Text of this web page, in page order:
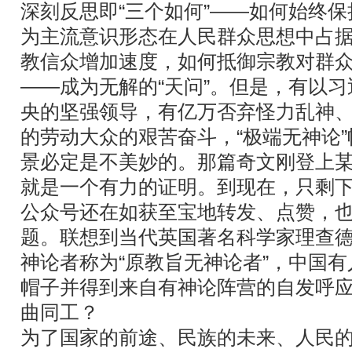
深刻反思即“三个如何”——如何始终
为主流意识形态在人民群众思想中占
教信众增加速度，如何抵御宗教对群
——成为无解的“天问”。但是，有以
央的坚强领导，有亿万否弃怪力乱神
的劳动大众的艰苦奋斗，“极端无神论
景必定是不美妙的。那篇奇文刚登上
就是一个有力的证明。到现在，只剩
公众号还在如获至宝地转发、点赞，
题。联想到当代英国著名科学家理查
神论者称为“原教旨无神论者”，中国
帽子并得到来自有神论阵营的自发呼
曲同工？
为了国家的前途、民族的未来、人民